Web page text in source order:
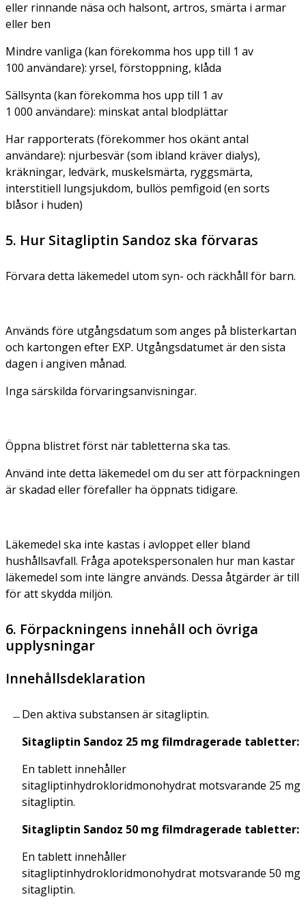
eller rinnande näsa och halsont, artros, smärta i armar
eller ben
Mindre vanliga (kan förekomma hos upp till 1 av
100 användare): yrsel, förstoppning, klåda
Sällsynta (kan förekomma hos upp till 1 av
1 000 användare): minskat antal blodplättar
Har rapporterats (förekommer hos okänt antal
användare): njurbesvär (som ibland kräver dialys),
kräkningar, ledvärk, muskelsmärta, ryggsmärta,
interstitiell lungsjukdom, bullös pemfigoid (en sorts
blåsor i huden)
5. Hur Sitagliptin Sandoz ska förvaras
Förvara detta läkemedel utom syn- och räckhåll för barn.
Används före utgångsdatum som anges på blisterkartan
och kartongen efter EXP. Utgångsdatumet är den sista
dagen i angiven månad.
Inga särskilda förvaringsanvisningar.
Öppna blistret först när tabletterna ska tas.
Använd inte detta läkemedel om du ser att förpackningen
är skadad eller förefaller ha öppnats tidigare.
Läkemedel ska inte kastas i avloppet eller bland
hushållsavfall. Fråga apotekspersonalen hur man kastar
läkemedel som inte längre används. Dessa åtgärder är till
för att skydda miljön.
6. Förpackningens innehåll och övriga
upplysningar
Innehållsdeklaration
Den aktiva substansen är sitagliptin.
Sitagliptin Sandoz 25 mg filmdragerade tabletter:
En tablett innehåller
sitagliptinhydrokloridmonohydrat motsvarande 25 mg
sitagliptin.
Sitagliptin Sandoz 50 mg filmdragerade tabletter:
En tablett innehåller
sitagliptinhydrokloridmonohydrat motsvarande 50 mg
sitagliptin.